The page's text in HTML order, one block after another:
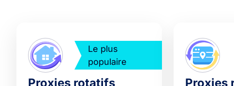
Le plus
populaire
Proxies rotatifs
Proxies